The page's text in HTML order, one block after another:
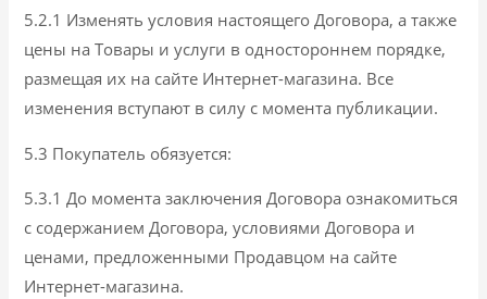
5.2.1 Изменять условия настоящего Договора, а также
цены на Товары и услуги в одностороннем порядке,
размещая их на сайте Интернет-магазина. Все
изменения вступают в силу с момента публикации.
5.3 Покупатель обязуется:
5.3.1 До момента заключения Договора ознакомиться
с содержанием Договора, условиями Договора и
ценами, предложенными Продавцом на сайте
Интернет-магазина.